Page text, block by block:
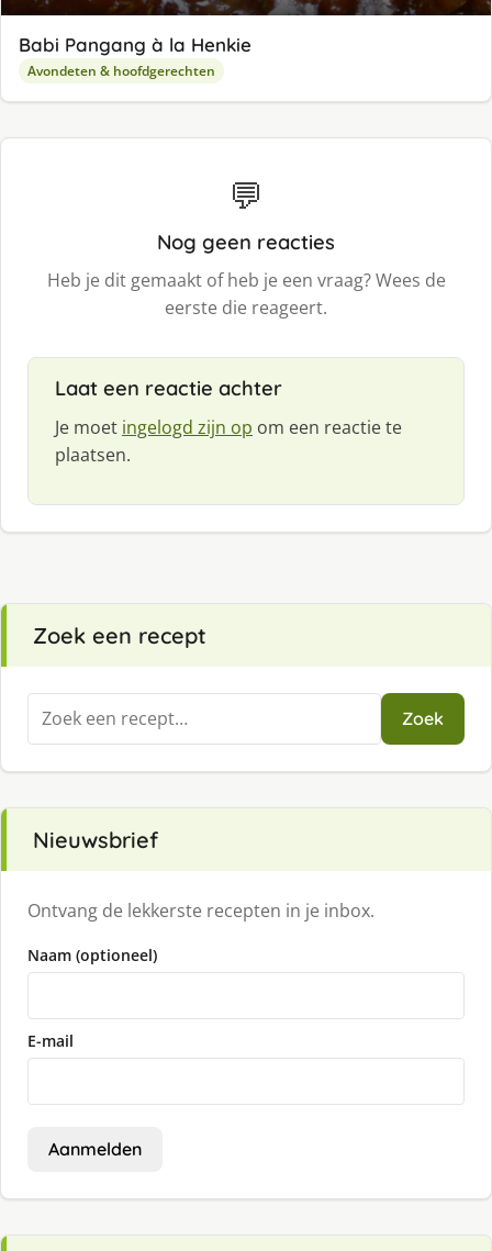
Babi Pangang à la Henkie
Avondeten & hoofdgerechten
💬
Nog geen reacties
Heb je dit gemaakt of heb je een vraag? Wees de
eerste die reageert.
Laat een reactie achter
Je moet ingelogd zijn op om een reactie te
plaatsen.
Zoek een recept
Zoeken
naar:
Zoek
Nieuwsbrief
Ontvang de lekkerste recepten in je inbox.
Naam (optioneel)
E-mail
Aanmelden